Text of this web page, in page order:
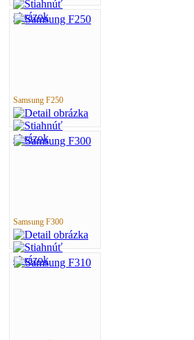
Samsung F250
Samsung F300